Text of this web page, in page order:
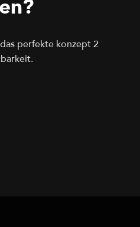
perfekte konzept 2